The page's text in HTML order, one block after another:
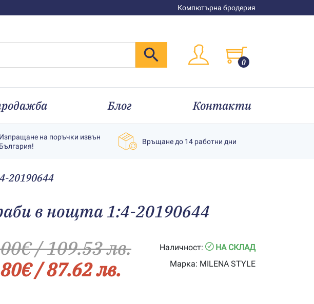
Компютърна бродерия
0
Блог Контакти
Изпращане на поръчки извън
България!
Връщане до 14 работни дни
20190644
в нощта 1:4-20190644
€/ 109.53 лв.
€/ 87.62 лв.
Наличност:
НА СКЛАД
Марка: MILENA STYLE